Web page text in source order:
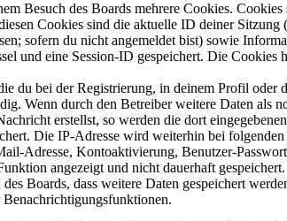
Besuch des Boards mehrere Cookies.
Cookies sind die aktuelle ID deiner
sofern du nicht angemeldet bist) sowie
und eine Session-ID gespeichert. Die
du bei der Registrierung, in deinem Profil
Wenn durch den Betreiber weitere Daten als
erstellst, so werden die dort
Die IP-Adresse wird weiterhin bei
Adresse, Kontoaktivierung, Benutzer-
angezeigt und nicht dauerhaft gespeichert.
Boards, dass weitere Daten gespeichert